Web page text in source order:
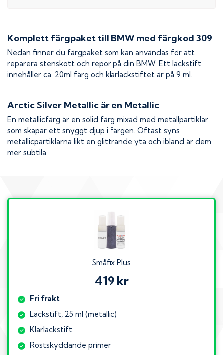
Komplett färgpaket till BMW med färgkod 309
Nedan finner du färgpaket som kan användas för att
reparera stenskott och repor på din BMW. Ett lackstift
innehåller ca. 20ml färg och klarlackstiftet är på 9 ml.
Arctic Silver Metallic är en Metallic
En metallicfärg är en solid färg mixad med metallpartiklar
som skapar ett snyggt djup i färgen. Oftast syns
metallicpartiklarna likt en glittrande yta och ibland är dem
mer subtila.
Småfix Plus
419 kr
Fri frakt
Lackstift, 25 ml (metallic)
Klarlackstift
Rostskyddande primer